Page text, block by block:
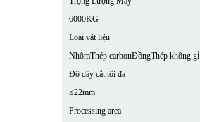
6000KG
Loại vật liệu
NhômThép carbonĐồngThép không gỉ
Độ dày cắt tối đa
≤22mm
Processing area